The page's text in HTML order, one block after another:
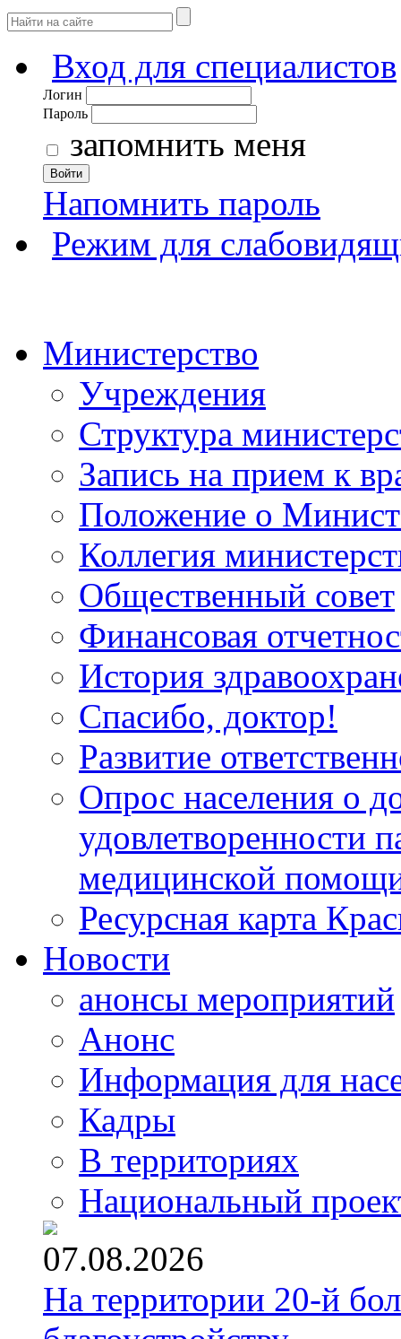
Вход для специалистов
Логин
Пароль
запомнить меня
Войти
Напомнить пароль
Режим для
Министерство
Учреждения
Структура
Запись на прием к
Положение о
Коллегия
Общественный совет
Финансовая
История
Спасибо, доктор!
Развитие
Опрос населения о
удовлетворенности
медицинской
Ресурсная карта
Новости
анонсы мероприятий
Анонс
Информация для
Кадры
В территориях
Национальный
07.08.2026
На территории 20-й